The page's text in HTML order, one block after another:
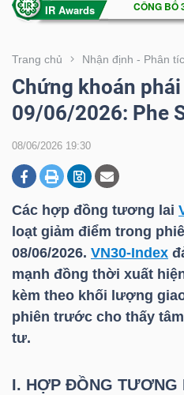
Trang chủ Nhận định - Phân
Chứng khoán
09/06/2026: Phe
08/06/2026 19:30
Các hợp đồng tương lai
loạt giảm điểm trong
08/06/2026. VN30-Index
mạnh đồng thời xuất
kèm theo khối lượng
phiên trước cho thấy
tư.
I. HỢP ĐỒNG TƯƠNG
VIETSTOCK
CHỨNG
DOANH
NGHIỆP